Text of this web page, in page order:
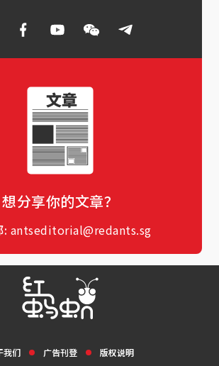
想分享你的文章？
: antseditorial@redants.sg
我们 广告刊登 版权说明